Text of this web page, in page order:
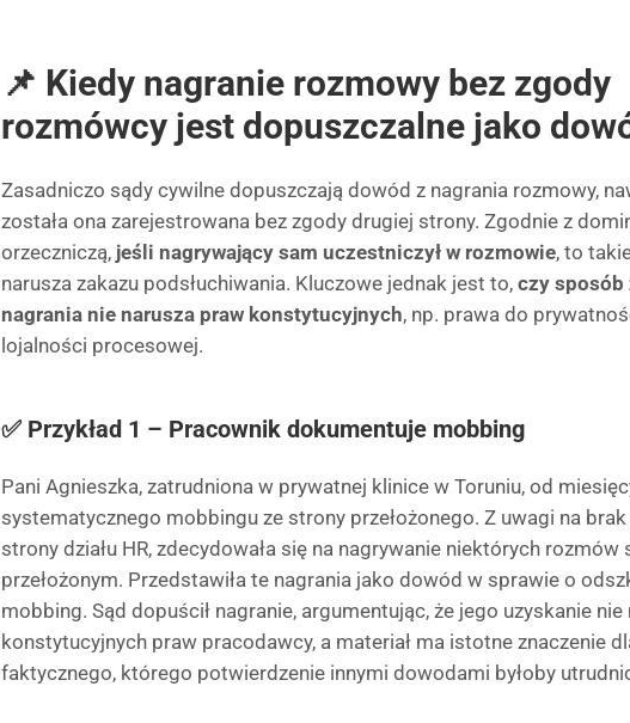
📌 Kiedy nagranie rozmowy bez zgody
rozmówcy jest dopuszczalne jako
Zasadniczo sądy cywilne dopuszczają dowód z nagrania rozmowy,
została ona zarejestrowana bez zgody drugiej strony. Zgodnie z
orzeczniczą, jeśli nagrywający sam uczestniczył w rozmowie, to
narusza zakazu podsłuchiwania. Kluczowe jednak jest to, czy sposób
nagrania nie narusza praw konstytucyjnych, np. prawa do
lojalności procesowej.
✅ Przykład 1 – Pracownik dokumentuje mobbing
Pani Agnieszka, zatrudniona w prywatnej klinice w Toruniu, od
systematycznego mobbingu ze strony przełożonego. Z uwagi na
strony działu HR, zdecydowała się na nagrywanie niektórych rozmów
przełożonym. Przedstawiła te nagrania jako dowód w sprawie o
mobbing. Sąd dopuścił nagranie, argumentując, że jego uzyskanie nie
konstytucyjnych praw pracodawcy, a materiał ma istotne znaczenie
faktycznego, którego potwierdzenie innymi dowodami byłoby